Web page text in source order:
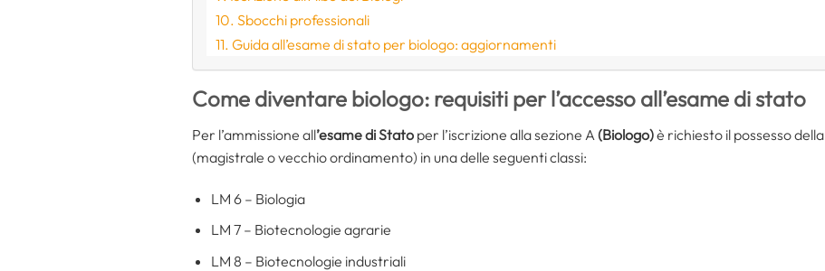
Sbocchi professionali
Guida all’esame di stato per biologo: aggiornamenti
Come diventare biologo: requisiti per l’accesso all’esame di stato
Per l’ammissione all’esame di Stato per l’iscrizione alla sezione A (Biologo)è richiesto il possesso della
(magistrale o vecchio ordinamento) in una delle seguenti classi:
LM 6 – Biologia
LM 7 – Biotecnologie agrarie
LM 8 – Biotecnologie industriali